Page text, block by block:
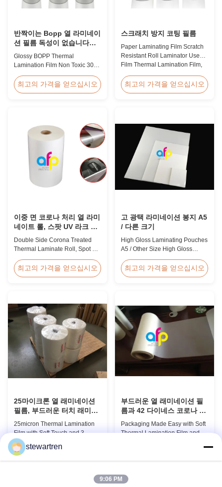
반짝이는 Bopp 열 라미네이
션 필름 독성이 없습니다
300-4000m
Glossy BOPP Thermal
Lamination Film Non Toxic 300-
BOPP Film For Thermal
Lamination Non-toxic, pollution-
corona, few defects and good
tearing off. This product is
mainly used for the composition
최고의 가격을 얻으십시오
스크래치 방지 코팅 필름
Paper Laminating Film Scratch
Resistant Roll Laminator Use
Film Thermal Lamination Film,
Laminate We produce two types
of thermal lamination film based
Lamination Film and PET
Thermal ...
최고의 가격을 얻으십시오
이중 면 코로나 처리 열 라미
네이트 롤, 스팟 UV 라크 열
필름
Double Side Corona Treated
Thermal Laminate Roll, Spot UV
Overview Double Sides Corona
Treated Thermal Lamination
UV Varnish applications.
Technical Specifications
Parameter Specification
Material PET (Polyester) ...
최고의 가격을 얻으십시오
고 광택 라미네이션 봉지 A5
/ 다른 크기
High Gloss Laminating Pouches
A5 / Other Size High Gloss
Film PET+ EVA, Size
A2/A3/A4/A5/A6/A7/A8/B4/B5
2.4mil | 240gauge 54mm *
86mm | 2.13" * 3.39" Credit Card
100pcs/box 75micron | 3.0mil |
...
최고의 가격을 얻으십시오
25마이크론 열 래미네이션
필름, 부드러운 터치 래미네
이션 필름 롤 3 종이 코어와
결합
25micron Thermal Lamination
Film with Soft Touch and 3
Paper Core This advanced
thermal lamination film is
engineered to enhance the
functionality of printed materials.
최고의 가격을 얻으십시오
부드러운 열 래미네이션 필
름과 42 다이네스 코로나 치
료로 포장하기가 쉽습니다.
Packaging Made Easy with Soft
Thermal Lamination Film and
Thermal Lamination Film is a
film specifically designed for
stewartren
9:06 PM